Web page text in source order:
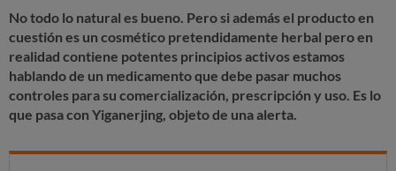
No todo lo natural es bueno. Pero si además el producto en
cuestión es un cosmético pretendidamente herbal pero en
realidad contiene potentes principios activos estamos
hablando de un medicamento que debe pasar muchos
controles para su comercialización, prescripción y uso. Es lo
que pasa con Yiganerjing, objeto de una alerta.